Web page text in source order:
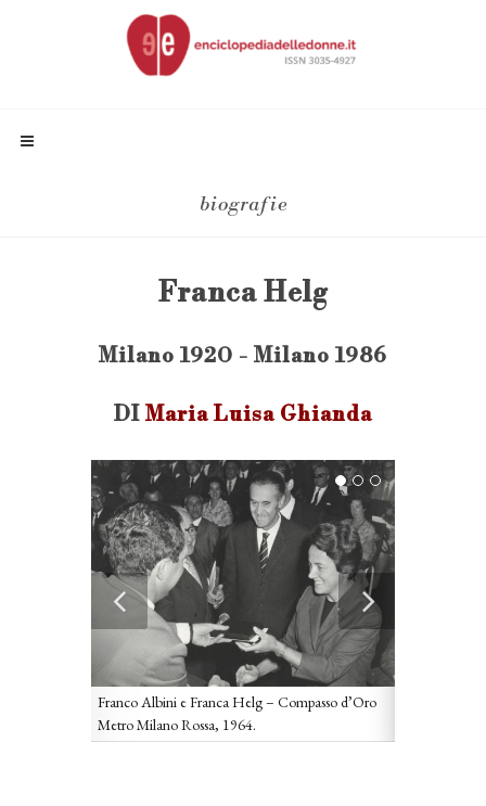
biografie
Franca Helg
Milano 1920 - Milano 1986
DI Maria Luisa Ghianda
Franco Albini e Franca Helg – Compasso d’Oro
Metro Milano Rossa, 1964.